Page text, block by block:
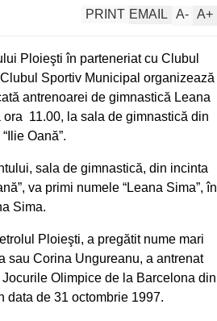
A+
A-
EMAIL
PRINT
Ploieşti în parteneriat cu Clubul
Sportiv Municipal organizează
antrenoarei de gimnastică Leana
11.00, la sala de gimnastică din
Oană”.
sala de gimnastică, din incinta
va primi numele “Leana Sima”, în
Sima.
Ploieşti, a pregătit nume mari
sau Corina Ungureanu, a antrenat
Olimpice de la Barcelona din
data de 31 octombrie 1997.